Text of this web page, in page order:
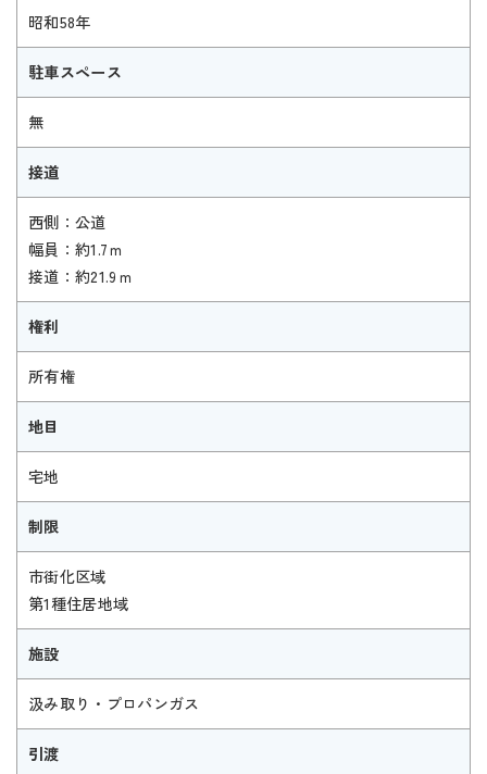
昭和58年
駐車スペース
無
接道
西側：公道
幅員：約1.7ｍ
接道：約21.9ｍ
権利
所有権
地目
宅地
制限
市街化区域
第1種住居地域
施設
汲み取り・プロパンガス
引渡